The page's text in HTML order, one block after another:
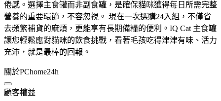
倦感。選擇主食罐而非副食罐，是確保貓咪獲得每日所需完整
營養的重要環節，不容忽視。 現在一次選購24入組，不僅省
去頻繁補貨的麻煩，更能享有長期備糧的便利。IQ Cat 主食罐
讓您輕鬆應對貓咪的飲食挑戰，看著毛孩吃得津津有味、活力
充沛，就是最棒的回報。
關於PChome24h
顧客權益